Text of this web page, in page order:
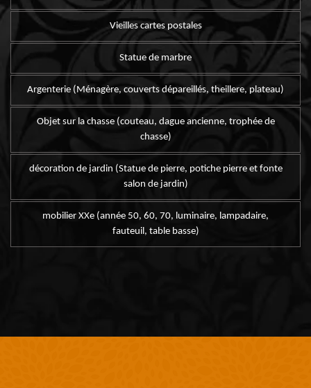
Vieilles cartes postales
Statue de marbre
Argenterie (Ménagère, couverts dépareillés, theillere, plateau)
Objet sur la chasse (couteau, dague ancienne, trophée de
chasse)
décoration de jardin (Statue de pierre, potiche pierre et fonte
salon de jardin)
mobilier XXe (année 50, 60, 70, luminaire, lampadaire,
fauteuil, table basse)